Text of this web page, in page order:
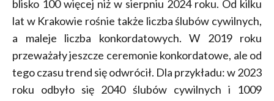
blisko 100 więcej niż w sierpniu 2024 roku. Od kilku
lat w Krakowie rośnie także liczba ślubów cywilnych,
a maleje liczba konkordatowych. W 2019 roku
przeważały jeszcze ceremonie konkordatowe, ale od
tego czasu trend się odwrócił. Dla przykładu: w 2023
roku odbyło się 2040 ślubów cywilnych i 1009